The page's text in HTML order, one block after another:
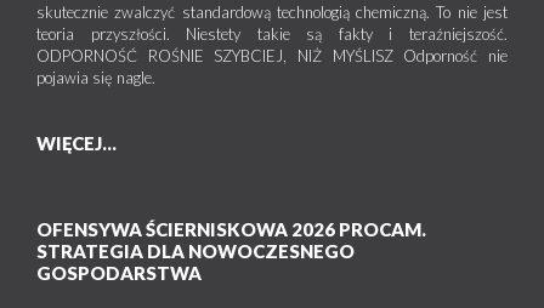
skutecznie zwalczyć standardową technologią chemiczną. To nie jest
teoria przyszłości. Niestety takie są fakty i teraźniejszość.
ODPORNOŚĆ ROŚNIE SZYBCIEJ, NIŻ MYŚLISZ Odporność nie
pojawia się nagle.
WIĘCEJ...
OFENSYWA ŚCIERNISKOWA 2026 PROCAM.
STRATEGIA DLA NOWOCZESNEGO
GOSPODARSTWA